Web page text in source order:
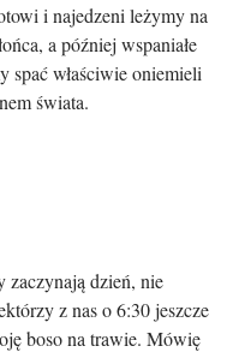
i najedzeni leżymy na
a później wspaniałe
spać właściwie oniemieli
świata.
zaczynają dzień, nie
z nas o 6:30 jeszcze
boso na trawie. Mówię